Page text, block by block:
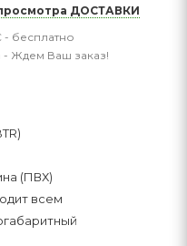
ДОСТАВКИ
бесплатно
- Ждем Ваш заказ!
(ПВХ)
всем